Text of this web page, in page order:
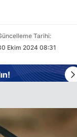
Tarihi:
Ekim 2024 08:31